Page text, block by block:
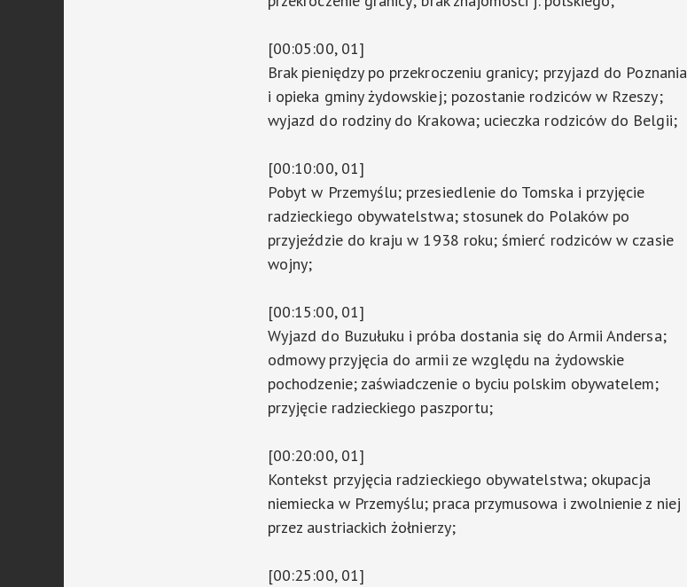
[00:05:00, 01]
Brak pieniędzy po przekroczeniu granicy; przyjazd do Poznania
i opieka gminy żydowskiej; pozostanie rodziców w Rzeszy;
wyjazd do rodziny do Krakowa; ucieczka rodziców do Belgii;
[00:10:00, 01]
Pobyt w Przemyślu; przesiedlenie do Tomska i przyjęcie
radzieckiego obywatelstwa; stosunek do Polaków po
przyjeździe do kraju w 1938 roku; śmierć rodziców w czasie
wojny;
[00:15:00, 01]
Wyjazd do Buzułuku i próba dostania się do Armii Andersa;
odmowy przyjęcia do armii ze względu na żydowskie
pochodzenie; zaświadczenie o byciu polskim obywatelem;
przyjęcie radzieckiego paszportu;
[00:20:00, 01]
Kontekst przyjęcia radzieckiego obywatelstwa; okupacja
niemiecka w Przemyślu; praca przymusowa i zwolnienie z niej
przez austriackich żołnierzy;
[00:25:00, 01]